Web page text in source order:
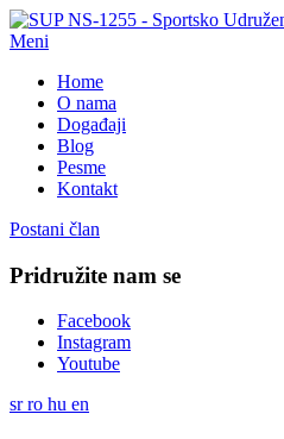
Meni
Home
O nama
Događaji
Blog
Pesme
Kontakt
Postani član
Pridružite nam se
Facebook
Instagram
Youtube
sr ro hu en